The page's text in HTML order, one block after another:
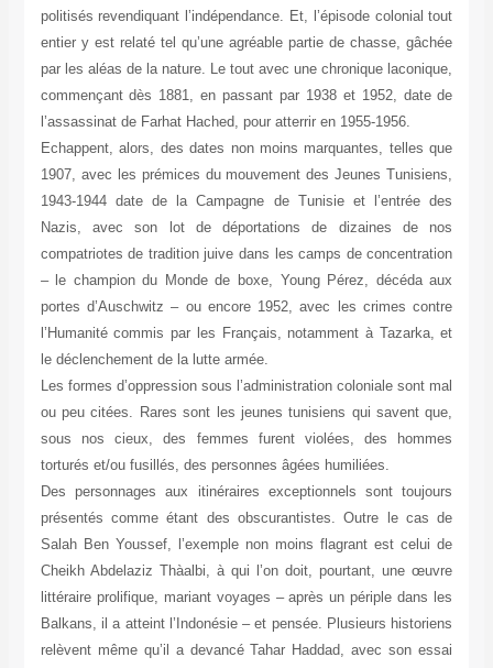
politisés revendiquant l’indépendance. Et, l’épisode colonial tout
entier y est relaté tel qu’une agréable partie de chasse, gâchée
par les aléas de la nature. Le tout avec une chronique laconique,
commençant dès 1881, en passant par 1938 et 1952, date de
l’assassinat de Farhat Hached, pour atterrir en 1955-1956.
Echappent, alors, des dates non moins marquantes, telles que
1907, avec les prémices du mouvement des Jeunes Tunisiens,
1943-1944 date de la Campagne de Tunisie et l’entrée des
Nazis, avec son lot de déportations de dizaines de nos
compatriotes de tradition juive dans les camps de concentration
– le champion du Monde de boxe, Young Pérez, décéda aux
portes d’Auschwitz – ou encore 1952, avec les crimes contre
l’Humanité commis par les Français, notamment à Tazarka, et
le déclenchement de la lutte armée.
Les formes d’oppression sous l’administration coloniale sont mal
ou peu citées. Rares sont les jeunes tunisiens qui savent que,
sous nos cieux, des femmes furent violées, des hommes
torturés et/ou fusillés, des personnes âgées humiliées.
Des personnages aux itinéraires exceptionnels sont toujours
présentés comme étant des obscurantistes. Outre le cas de
Salah Ben Youssef, l’exemple non moins flagrant est celui de
Cheikh Abdelaziz Thàalbi, à qui l’on doit, pourtant, une œuvre
littéraire prolifique, mariant voyages – après un périple dans les
Balkans, il a atteint l’Indonésie – et pensée. Plusieurs historiens
relèvent même qu’il a devancé Tahar Haddad, avec son essai